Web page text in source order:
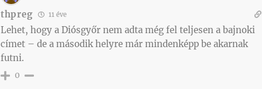
thpreg 11 éve
Lehet, hogy a Diósgyőr nem adta még fel teljesen a bajnoki
címet – de a második helyre már mindenképp be akarnak
futni.
0